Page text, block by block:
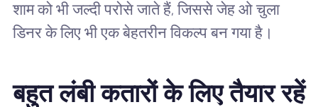
शाम को भी जल्दी परोसे जाते हैं, जिससे जेह ओ चुला
डिनर के लिए भी एक बेहतरीन विकल्प बन गया है।
बहुत लंबी कतारों के लिए तैयार रहें